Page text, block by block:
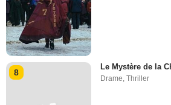
8
Le Mystère de la
Drame,Thriller